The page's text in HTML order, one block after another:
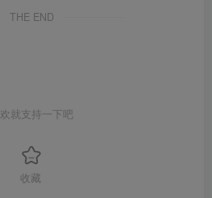
THE END
就支持一下吧
收藏